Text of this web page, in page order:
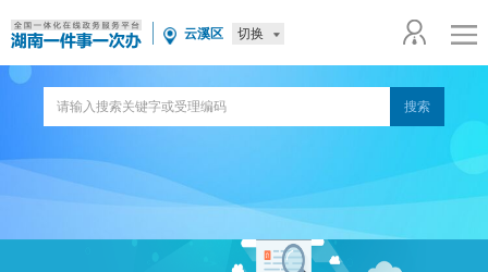
云溪区 切换